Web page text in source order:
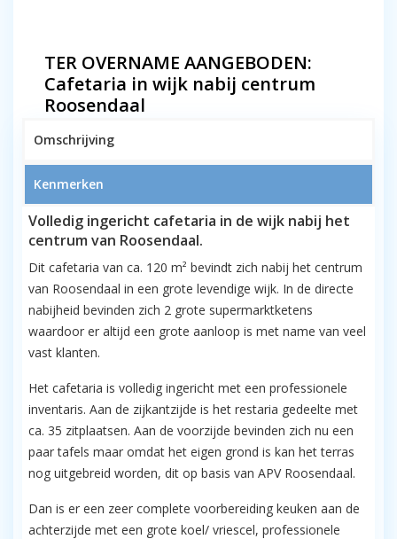
TER OVERNAME AANGEBODEN:
Cafetaria in wijk nabij centrum
Roosendaal
Omschrijving
Kenmerken
Volledig ingericht cafetaria in de wijk nabij het
centrum van Roosendaal.
Dit cafetaria van ca. 120 m² bevindt zich nabij het centrum
van Roosendaal in een grote levendige wijk. In de directe
nabijheid bevinden zich 2 grote supermarktketens
waardoor er altijd een grote aanloop is met name van veel
vast klanten.
Het cafetaria is volledig ingericht met een professionele
inventaris. Aan de zijkantzijde is het restaria gedeelte met
ca. 35 zitplaatsen. Aan de voorzijde bevinden zich nu een
paar tafels maar omdat het eigen grond is kan het terras
nog uitgebreid worden, dit op basis van APV Roosendaal.
Dan is er een zeer complete voorbereiding keuken aan de
achterzijde met een grote koel/ vriescel, professionele